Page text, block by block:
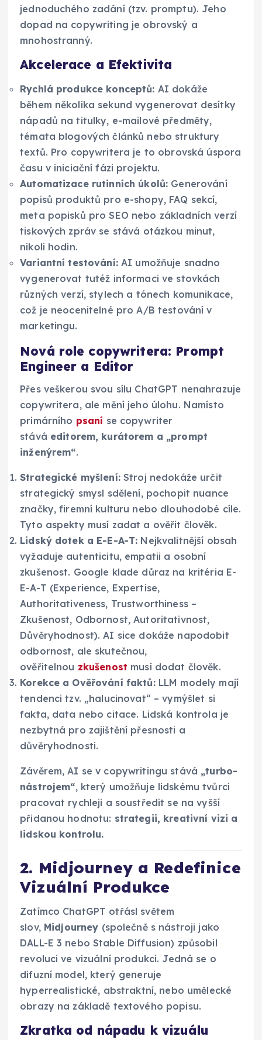
jednoduchého zadání (tzv. promptu). Jeho
dopad na copywriting je obrovský a
mnohostranný.
Akcelerace a Efektivita
Rychlá produkce konceptů: AI dokáže
během několika sekund vygenerovat desítky
nápadů na titulky, e-mailové předměty,
témata blogových článků nebo struktury
textů. Pro copywritera je to obrovská úspora
času v iniciační fázi projektu.
Automatizace rutinních úkolů: Generování
popisů produktů pro e-shopy, FAQ sekcí,
meta popisků pro SEO nebo základních verzí
tiskových zpráv se stává otázkou minut,
nikoli hodin.
Variantní testování:AI umožňuje snadno
vygenerovat tutéž informaci ve stovkách
různých verzí, stylech a tónech komunikace,
což je neocenitelné pro A/B testování v
marketingu.
Nová role copywritera: Prompt
Engineer a Editor
Přes veškerou svou sílu ChatGPT nenahrazuje
copywritera, ale mění jeho úlohu. Namísto
primárního psaní se copywriter
stává editorem, kurátorem a „prompt
inženýrem“.
Strategické myšlení:Stroj nedokáže určit
strategický smysl sdělení, pochopit nuance
značky, firemní kulturu nebo dlouhodobé cíle.
Tyto aspekty musí zadat a ověřit člověk.
Lidský dotek a E-E-A-T: Nejkvalitnější obsah
vyžaduje autenticitu, empatii a osobní
zkušenost. Google klade důraz na kritéria E-
E-A-T (Experience, Expertise,
Authoritativeness, Trustworthiness –
Zkušenost, Odbornost, Autoritativnost,
Důvěryhodnost). AI sice dokáže napodobit
odbornost, ale skutečnou,
ověřitelnou zkušenost musí dodat člověk.
Korekce a Ověřování faktů:LLM modely mají
tendenci tzv. „halucinovat“ – vymýšlet si
fakta, data nebo citace. Lidská kontrola je
nezbytná pro zajištění přesnosti a
důvěryhodnosti.
Závěrem, AI se v copywritingu stává „turbo-
nástrojem“, který umožňuje lidskému tvůrci
pracovat rychleji a soustředit se na vyšší
přidanou hodnotu: strategii, kreativní vizi a
lidskou kontrolu.
2. Midjourney a Redefinice
Vizuální Produkce
Zatímco ChatGPT otřásl světem
slov, Midjourney (společně s nástroji jako
DALL-E 3 nebo Stable Diffusion) způsobil
revoluci ve vizuální produkci. Jedná se o
difuzní model, který generuje
hyperrealistické, abstraktní, nebo umělecké
obrazy na základě textového popisu.
Zkratka od nápadu k vizuálu